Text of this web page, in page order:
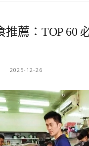
推薦：TOP 60
2025-12-26